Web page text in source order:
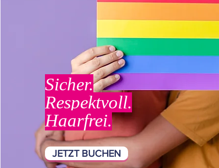
Sicher.
Respektvoll.
Haarfrei.
JETZT BUCHEN